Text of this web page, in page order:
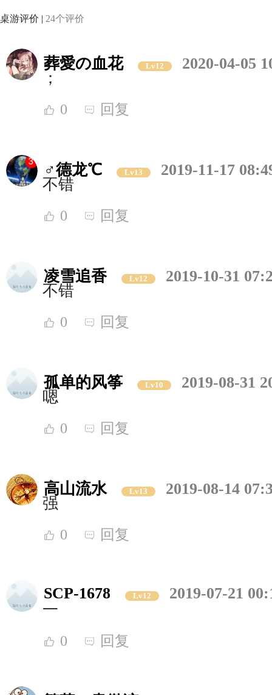
桌游评价 | 24个评价
葬愛の血花 Lv12
2020-04-05
；
0 回复
♂德龙℃ Lv13
2019-11-17
不错
0 回复
凌雪追香 Lv12
2019-10-31
不错
0 回复
孤单的风筝 Lv10
2019-08-31
嗯
0 回复
高山流水 Lv13
2019-08-14
强
0 回复
SCP-1678 Lv12
2019-07-21
一
0 回复